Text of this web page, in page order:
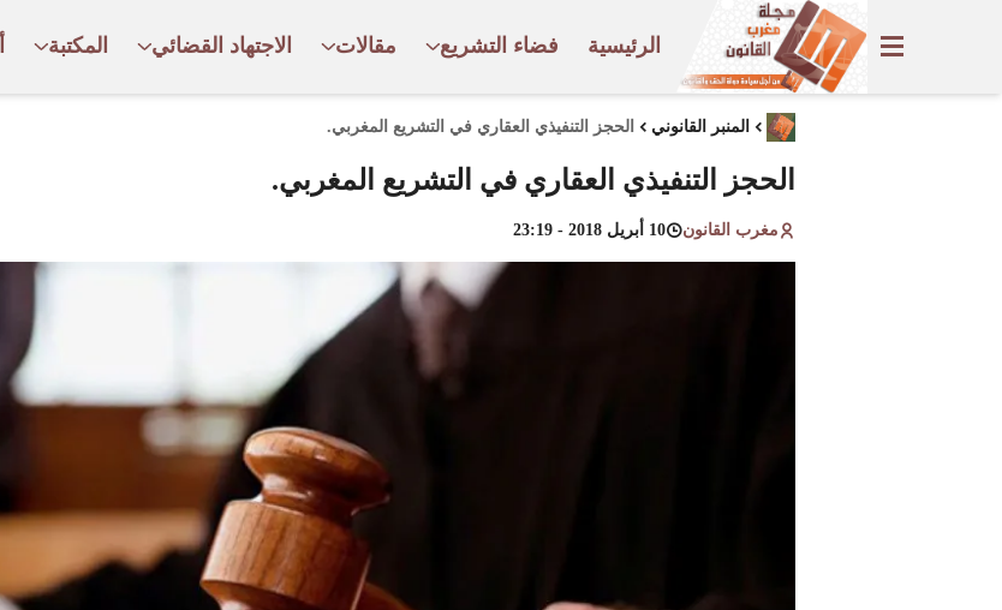
الرئيسية فضاء التشريع مقالات الاجتهاد القضائي المكتبة
المنبر القانوني الحجز التنفيذي العقاري في التشريع المغربي.
الحجز التنفيذي العقاري في التشريع المغربي.
مغرب القانون 10 أبريل 2018 - 23:19